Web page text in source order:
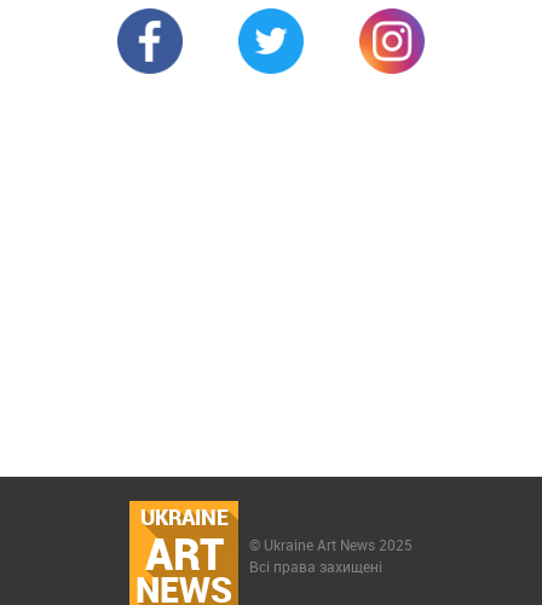
UKRAINE
ART
NEWS
© Ukraine Art News 2025
Всі права захищені